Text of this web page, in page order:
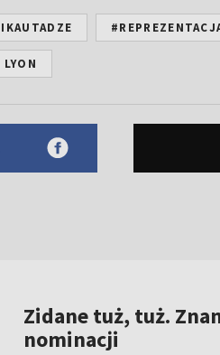
Zidane tuż, tuż.
nominacji